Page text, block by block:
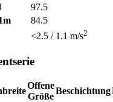
97.5
84.5
<2.5 / 1.1 m/s2
Offene
Größe
Beschichtung